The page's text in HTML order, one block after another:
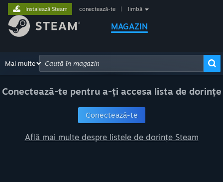
MAGAZIN
Instalează Steam conectează-te limbă
Navighează Recomandări
Mai multe
Căutare avansată
Conectează-te pentru a-ți accesa lista de dorințe
Conectează-te
Află mai multe despre listele de dorințe Steam